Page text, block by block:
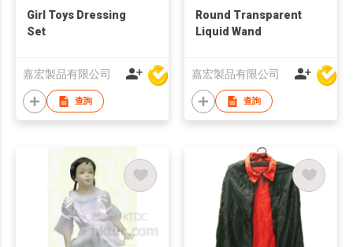
Girl Toys Dressing
Set
嘉宏製品有限公司
查詢
Round Transparent
Liquid Wand
嘉宏製品有限公司
查詢